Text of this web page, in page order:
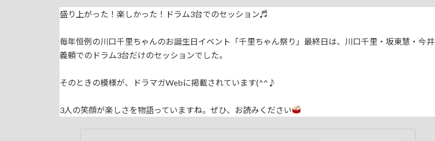
盛り上がった！楽しかった！ドラム3台でのセッション♬
毎年恒例の川口千里ちゃんのお誕生日イベント「千里ちゃん祭り」最終日は、川口千里・坂東慧・今井
義頼でのドラム3台だけのセッションでした。
そのときの模様が、ドラマガWebに掲載されています(^^♪
3人の笑顔が楽しさを物語っていますね。ぜひ、お読みください